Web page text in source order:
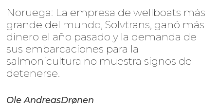
Noruega: La empresa de wellboats más
grande del mundo, Solvtrans, ganó más
dinero el año pasado y la demanda de
sus embarcaciones para la
salmonicultura no muestra signos de
detenerse.
Ole AndreasDrønen